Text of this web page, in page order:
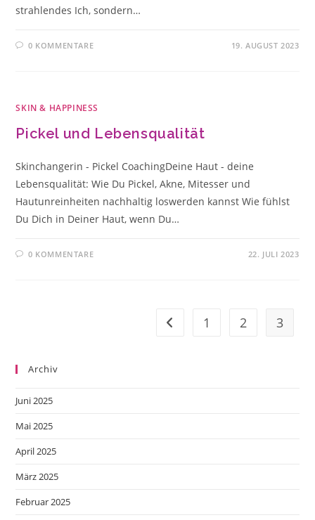
strahlendes Ich, sondern…
0 KOMMENTARE 19. AUGUST 2023
SKIN & HAPPINESS
Pickel und Lebensqualität
Skinchangerin - Pickel CoachingDeine Haut - deine
Lebensqualität: Wie Du Pickel, Akne, Mitesser und
Hautunreinheiten nachhaltig loswerden kannst Wie fühlst
Du Dich in Deiner Haut, wenn Du…
0 KOMMENTARE 22. JULI 2023
Zur vorherigen Seite
1 2 3
Archiv
Juni 2025
Mai 2025
April 2025
März 2025
Februar 2025